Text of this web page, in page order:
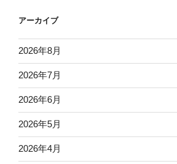
アーカイブ
2026年8月
2026年7月
2026年6月
2026年5月
2026年4月